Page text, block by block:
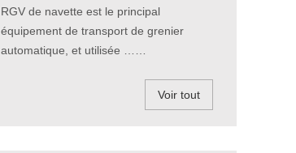
RGV de navette est le principal
équipement de transport de grenier
automatique, et utilisée ……
Voir tout